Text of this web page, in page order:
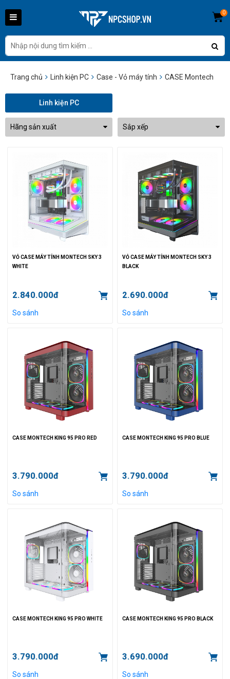
0
Trang chủ Linh kiện PC Case - Vỏ máy tính CASE Montech
Linh kiện PC
Hãng sản xuất Sắp xếp
VỎ CASE MÁY TÍNH MONTECH SKY 3
WHITE
2.840.000đ
So sánh
VỎ CASE MÁY TÍNH MONTECH SKY 3
BLACK
2.690.000đ
So sánh
CASE MONTECH KING 95 PRO RED
3.790.000đ
So sánh
CASE MONTECH KING 95 PRO BLUE
3.790.000đ
So sánh
CASE MONTECH KING 95 PRO WHITE
3.790.000đ
So sánh
CASE MONTECH KING 95 PRO BLACK
3.690.000đ
So sánh